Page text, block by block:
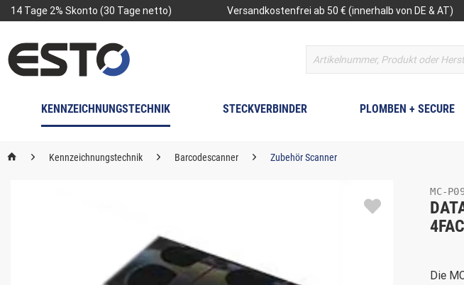
14 Tage 2% Skonto (30 Tage netto) Versandkostenfrei ab 50 € (innerhalb von DE & AT)
KENNZEICHNUNGSTECHNIK STECKVERBINDER PLOMBEN + SECURE
Kennzeichnungstechnik Barcodescanner Zubehör Scanner
MC-
Die